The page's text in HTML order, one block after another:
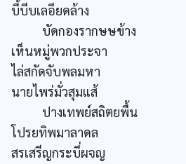
บี้บีบเลอียดล้าง
บัดกองรากษษข้าง
เห็นหมู่พวกประจา
ไล่สกัดจับพลมหา
นายไพร่มั่วสุมแส้
ปางเทพย์สถิตยพื้น
โปรยทิพมาลาดล
สรเสรีญกระบี่ผจญ